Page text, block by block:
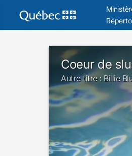
Coeur de
Autre titre : Billie